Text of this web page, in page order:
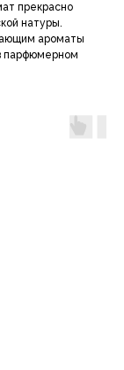
прекрасно
натуры.
ароматы
парфюмерном